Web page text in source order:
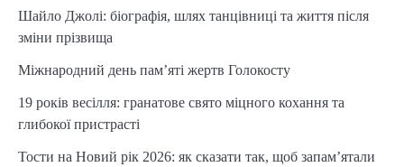
Шайло Джолі: біографія, шлях танцівниці та життя після
зміни прізвища
Міжнародний день пам’яті жертв Голокосту
19 років весілля: гранатове свято міцного кохання та
глибокої пристрасті
Тости на Новий рік 2026: як сказати так, щоб запам’ятали